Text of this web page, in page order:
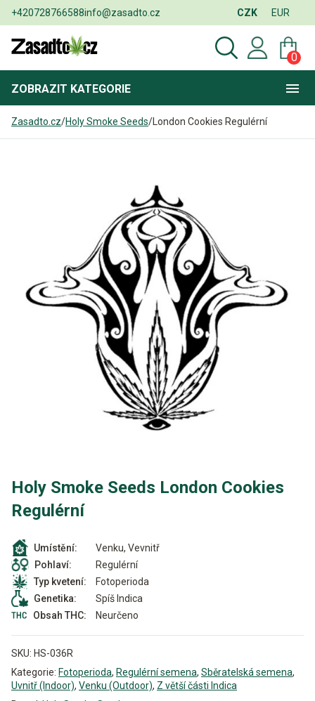
+420728766588info@zasadto.cz CZK EUR
0
ZOBRAZIT KATEGORIE
Zasadto.cz/Holy Smoke Seeds/ London Cookies Regulérní
Holy Smoke Seeds London Cookies
Regulérní
Umístění:
Venku, Vevnitř
Pohlaví:
Regulérní
Typ kvetení:
Fotoperioda
Genetika:
Spíš Indica
Obsah THC:
Neurčeno
SKU: HS-036R
Kategorie: Fotoperioda, Regulérní semena, Sběratelská semena,
Uvnitř (Indoor), Venku (Outdoor), Z větší části Indica